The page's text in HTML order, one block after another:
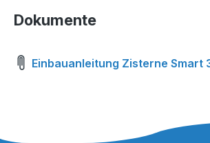
Dokumente
Einbauanleitung Zisterne Smart